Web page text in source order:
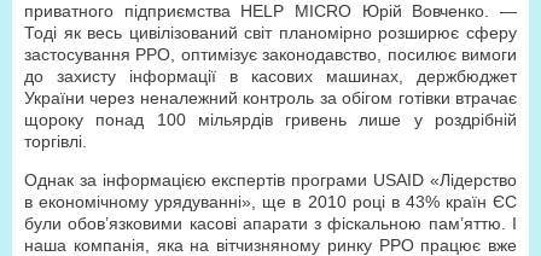
приватного підприємства HELP MICRO Юрій Вовченко. —
Тоді як весь цивілізований світ планомірно розширює сферу
застосування РРО, оптимізує законодавство, посилює вимоги
до захисту інформації в касових машинах, держбюджет
України через неналежний контроль за обігом готівки втрачає
щороку понад 100 мільярдів гривень лише у роздрібній
торгівлі.
Однак за інформацією експертів програми USAID «Лідерство
в економічному урядуванні», ще в 2010 році в 43% країн ЄС
були обов’язковими касові апарати з фіскальною пам’яттю. І
наша компанія, яка на вітчизняному ринку РРО працює вже